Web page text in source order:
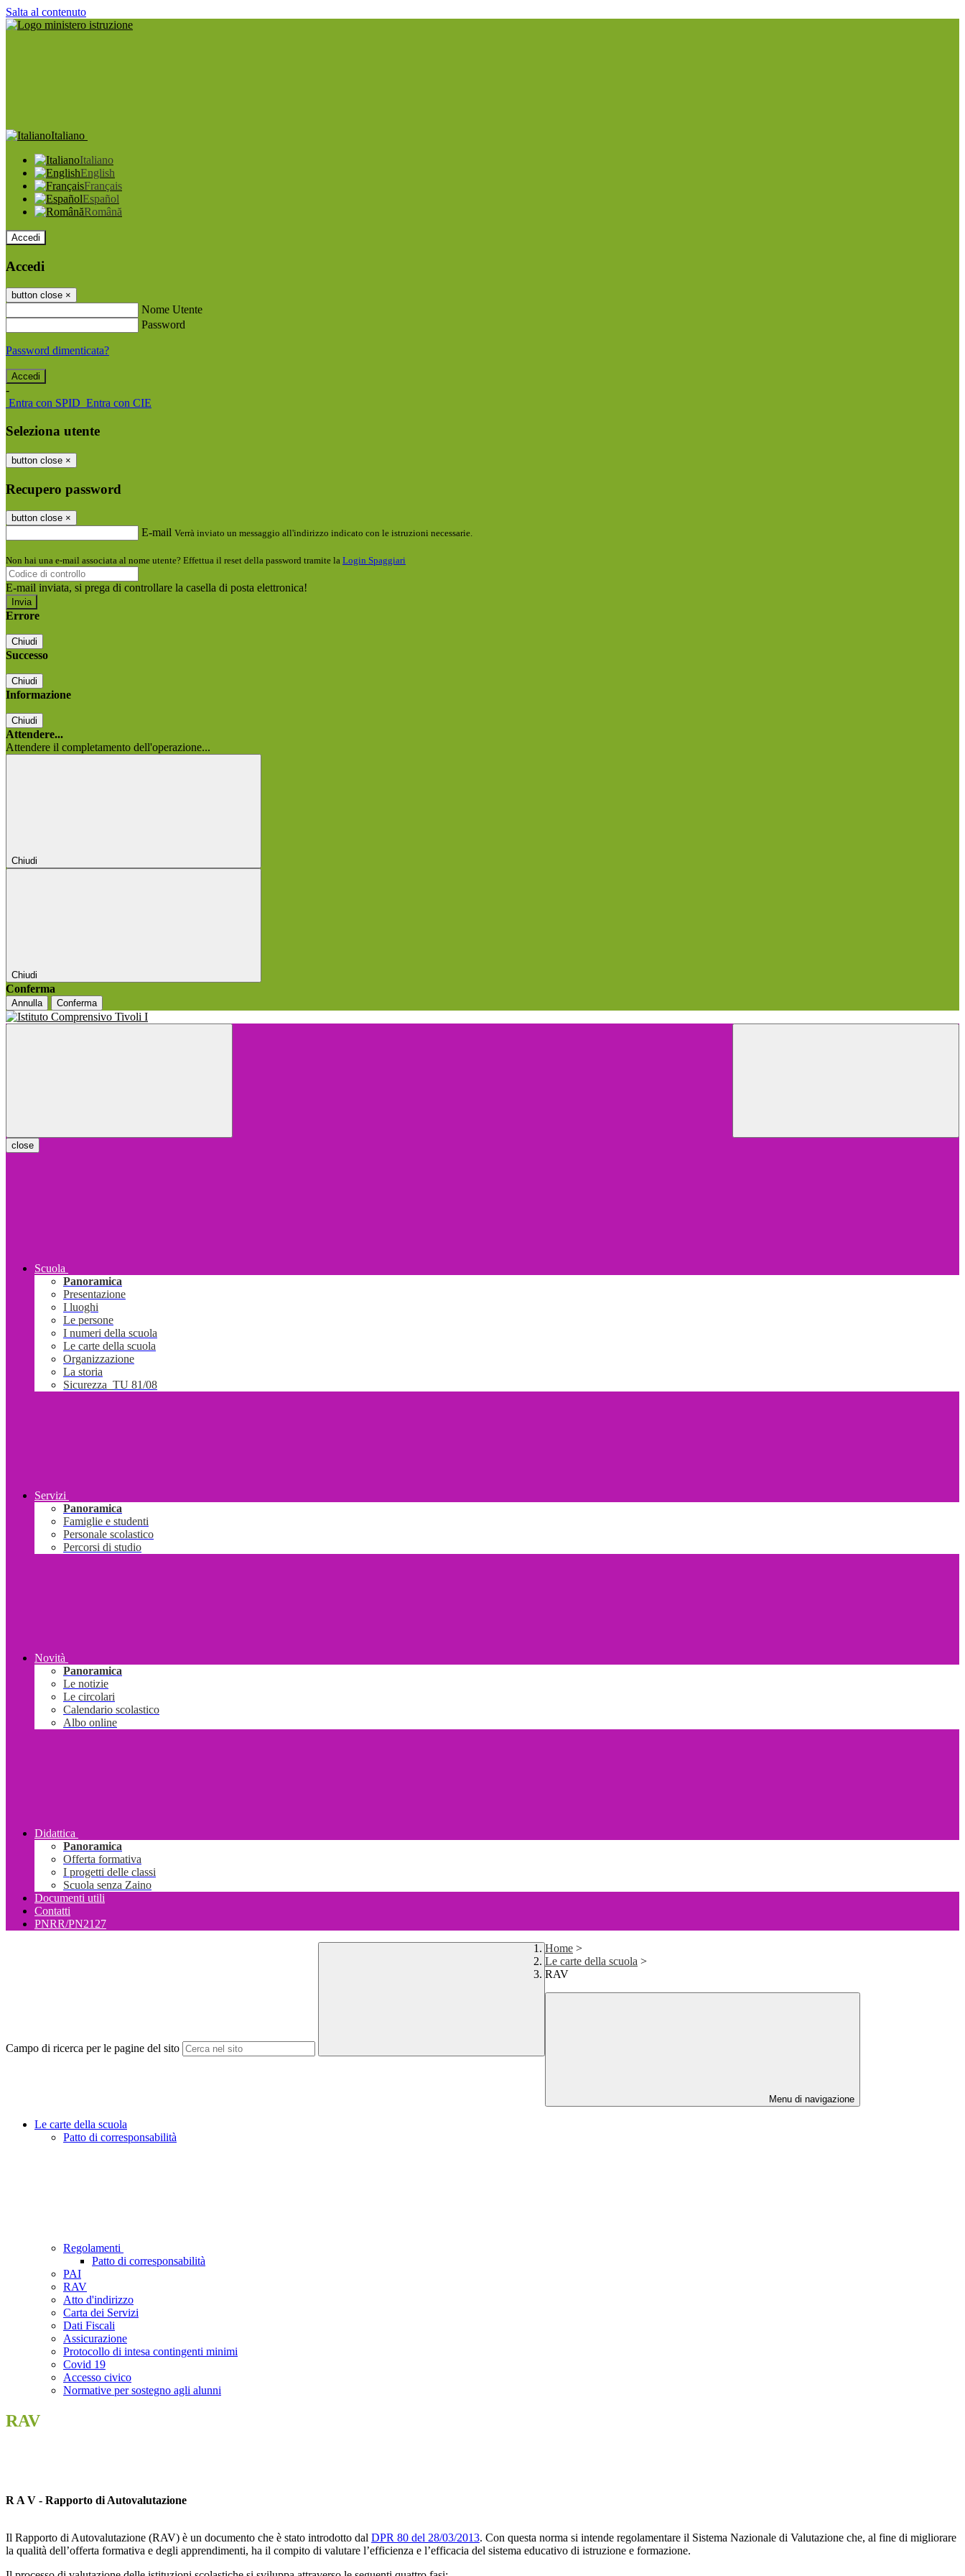
Salta al contenuto
Italiano
Italiano
English
Français
Español
Română
Accedi
Accedi
button close ×
Nome Utente
Password
Password dimenticata?
-
Entra con SPID Entra con CIE
Seleziona utente
button close ×
Recupero password
button close ×
E-mail Verrà inviato un messaggio all'indirizzo indicato con le istruzioni necessarie.
Non hai una e-mail associata al nome utente? Effettua il reset della password tramite la Login Spaggiari
E-mail inviata, si prega di controllare la casella di posta elettronica!
Errore
Chiudi
Successo
Chiudi
Informazione
Chiudi
Attendere...
Attendere il completamento dell'operazione...
Chiudi
Chiudi
Conferma
Annulla Conferma
close
Scuola
Panoramica
Presentazione
I luoghi
Le persone
I numeri della scuola
Le carte della scuola
Organizzazione
La storia
Sicurezza_TU 81/08
Servizi
Panoramica
Famiglie e studenti
Personale scolastico
Percorsi di studio
Novità
Panoramica
Le notizie
Le circolari
Calendario scolastico
Albo online
Didattica
Panoramica
Offerta formativa
I progetti delle classi
Scuola senza Zaino
Documenti utili
Contatti
PNRR/PN2127
Campo di ricerca per le pagine del sito
Home >
Le carte della scuola >
RAV
Menu di navigazione
Le carte della scuola
Patto di corresponsabilità
Regolamenti
Patto di corresponsabilità
PAI
RAV
Atto d'indirizzo
Carta dei Servizi
Dati Fiscali
Assicurazione
Protocollo di intesa contingenti minimi
Covid 19
Accesso civico
Normative per sostegno agli alunni
RAV
R A V - Rapporto di Autovalutazione
Il Rapporto di Autovalutazione (RAV) è un documento che è stato introdotto dal DPR 80 del 28/03/2013. Con questa norma si intende regolamentare il Sistema Nazionale di Valutazione che, al fine di migliorare
la qualità dell’offerta formativa e degli apprendimenti, ha il compito di valutare l’efficienza e l’efficacia del sistema educativo di istruzione e formazione.